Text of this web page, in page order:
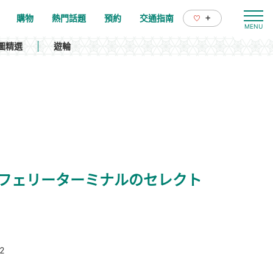
購物 熱門話題 預約 交通指南 +
精選 遊輪
リーターミナルのセレクト